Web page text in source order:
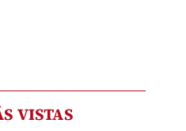
VISTAS